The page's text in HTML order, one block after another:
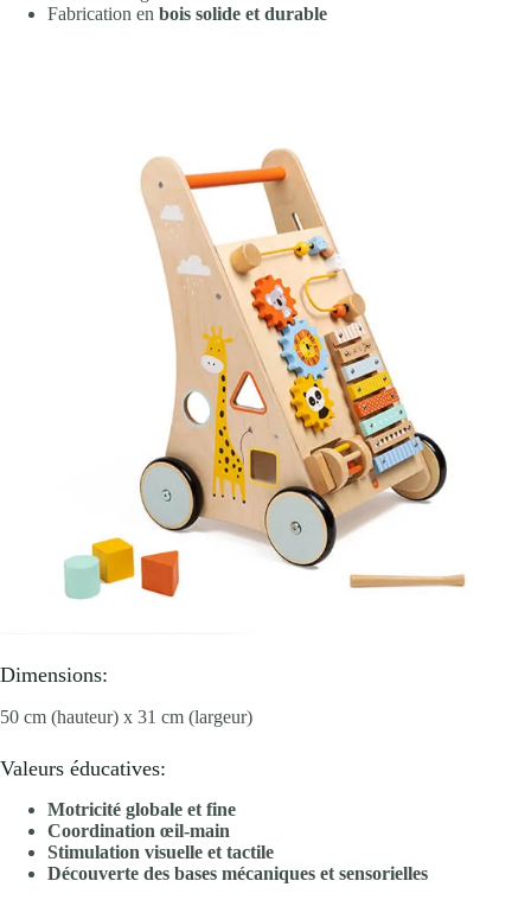
Fabrication en bois solide et durable
Dimensions:
50 cm (hauteur) x 31 cm (largeur)
Valeurs éducatives:
Motricité globale et fine
Coordination œil-main
Stimulation visuelle et tactile
Découverte des bases mécaniques et sensorielles